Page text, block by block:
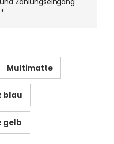
Zahlungseingang
*
Multimatte
blau
gelb